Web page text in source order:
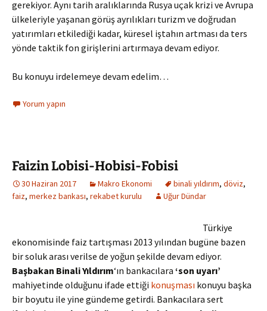
gerekiyor. Aynı tarih aralıklarında Rusya uçak krizi ve Avrupa
ülkeleriyle yaşanan görüş ayrılıkları turizm ve doğrudan
yatırımları etkilediği kadar, küresel iştahın artması da ters
yönde taktik fon girişlerini artırmaya devam ediyor.
Bu konuyu irdelemeye devam edelim…
Yorum yapın
Faizin Lobisi-Hobisi-Fobisi
30 Haziran 2017 Makro Ekonomi binali yıldırım, döviz,
faiz, merkez bankası, rekabet kurulu Uğur Dündar
Türkiye
ekonomisinde faiz tartışması 2013 yılından bugüne bazen
bir soluk arası verilse de yoğun şekilde devam ediyor.
Başbakan Binali Yıldırım‘ın bankacılara ‘son uyarı’
mahiyetinde olduğunu ifade ettiği konuşması konuyu başka
bir boyutu ile yine gündeme getirdi. Bankacılara sert